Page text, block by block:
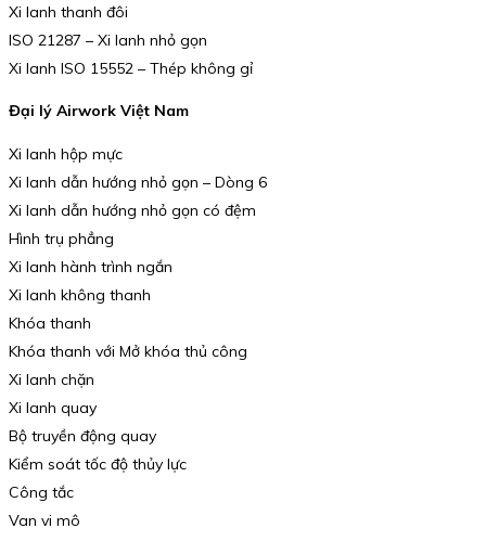
Xi lanh thanh đôi
ISO 21287 – Xi lanh nhỏ gọn
Xi lanh ISO 15552 – Thép không gỉ
Đại lý Airwork Việt Nam
Xi lanh hộp mực
Xi lanh dẫn hướng nhỏ gọn – Dòng 6
Xi lanh dẫn hướng nhỏ gọn có đệm
Hình trụ phẳng
Xi lanh hành trình ngắn
Xi lanh không thanh
Khóa thanh
Khóa thanh với Mở khóa thủ công
Xi lanh chặn
Xi lanh quay
Bộ truyền động quay
Kiểm soát tốc độ thủy lực
Công tắc
Van vi mô